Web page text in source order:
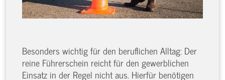
Besonders wichtig für den beruflichen Alltag: Der
reine Führerschein reicht für den gewerblichen
Einsatz in der Regel nicht aus. Hierfür benötigen